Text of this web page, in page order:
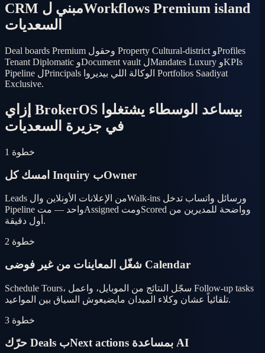
CRM مبني لWorkflows Premium island
السعديات
Deal boards Premium وحقول Property Cultural-district وProfiles
Tenant Diplomatic وDocument vault لMandates Luxury وKPIs
Pipeline لPrincipals الوكالة اللي بيديروا Portfolios Saadiyat
Exclusive.
إزاي BrokerOS بيساعد الوسطاء يشتغلوا
في جزيرة السعديات
خطوة 1
امسك كل Inquiry بOwner
Leads من الإعلانات الأونلاين والWalk-ins ورسائل واتساب تدخل
Pipeline واحد — متAssigned ومتScored وواضحة للمديرين من
أول دقيقة.
خطوة 2
شغّل المعاينات من غير فوضى Calendar
Schedule Tours، سجّل النتائج من الموبايل، واعمل Follow-up tasks
تلقائياً عشان وكلاء الميدان مايضيعوش السياق بين المواعيد.
خطوة 3
حرّك Deals بNext actions بمساعدة AI